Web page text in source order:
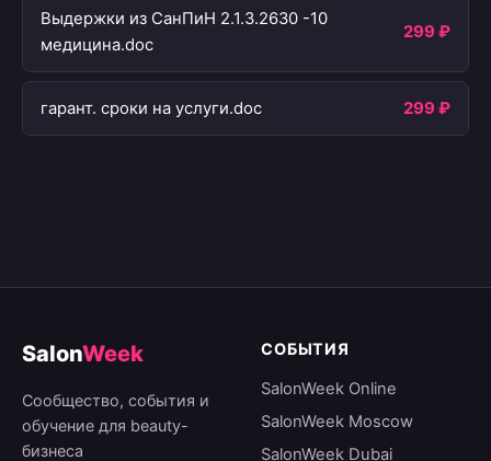
Выдержки из СанПиН 2.1.3.2630 -10
медицина.doc
299 ₽
гарант. сроки на услуги.doc 299 ₽
SalonWeek
Сообщество, события и
обучение для beauty-
бизнеса
СОБЫТИЯ
SalonWeek Online
SalonWeek Moscow
SalonWeek Dubai